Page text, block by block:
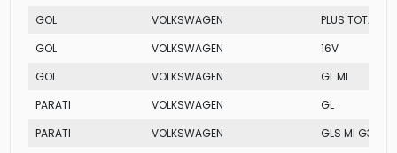
GOL
VOLKSWAGEN
PLUS TOTAL
GOL
VOLKSWAGEN
16V
GOL
VOLKSWAGEN
GL MI
PARATI
VOLKSWAGEN
GL
PARATI
VOLKSWAGEN
GLS MI G3